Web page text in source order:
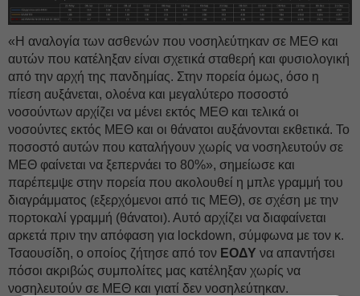
«Η αναλογία των ασθενών που νοσηλεύτηκαν σε ΜΕΘ και
αυτών που κατέληξαν είναι σχετικά σταθερή και φυσιολογική
από την αρχή της πανδημίας. Στην πορεία όμως, όσο η
πίεση αυξάνεται, ολοένα και μεγαλύτερο ποσοστό
νοσούντων αρχίζει να μένει εκτός ΜΕΘ και τελικά οι
νοσούντες εκτός ΜΕΘ και οι θάνατοι αυξάνονται εκθετικά. Το
ποσοστό αυτών που καταλήγουν χωρίς να νοσηλευτούν σε
ΜΕΘ φαίνεται να ξεπερνάει το 80%», σημείωσε και
παρέπεμψε στην πορεία που ακολουθεί η μπλε γραμμή του
διαγράμματος (εξερχόμενοι από τις ΜΕΘ), σε σχέση με την
πορτοκαλί γραμμή (θάνατοι). Αυτό αρχίζει να διαφαίνεται
αρκετά πριν την απόφαση για lockdown, σύμφωνα με τον κ.
Τσαουσίδη, ο οποίος ζήτησε από τον ΕΟΔΥ να απαντήσει
πόσοι ακριβώς συμπολίτες μας κατέληξαν χωρίς να
νοσηλευτούν σε ΜΕΘ και γιατί δεν νοσηλεύτηκαν.